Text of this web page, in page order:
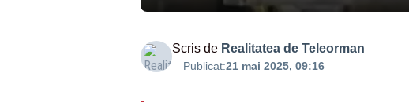
Scris de Realitatea de Teleorman
Publicat:21 mai 2025, 09:16